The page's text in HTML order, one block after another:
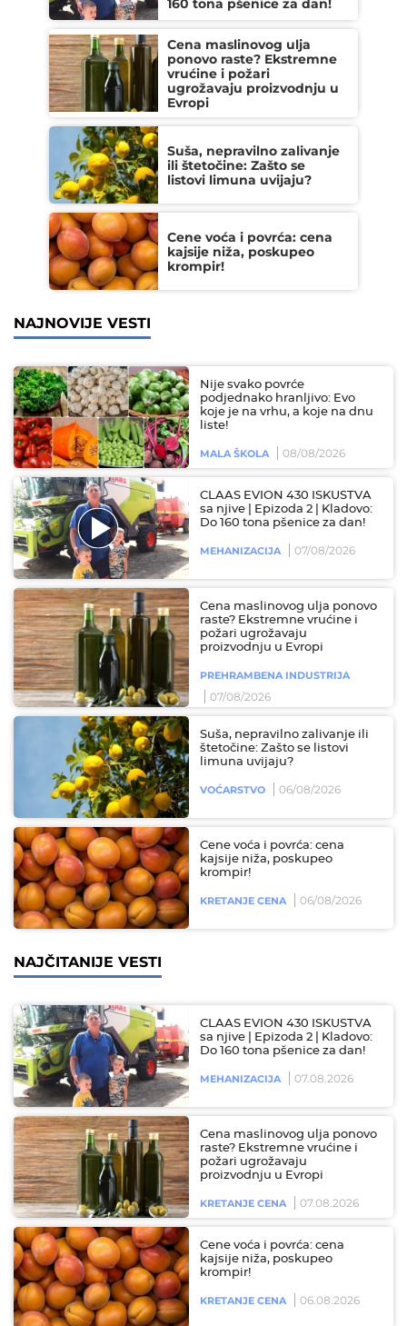
160 tona pšenice za dan!
Cena maslinovog ulja
ponovo raste? Ekstremne
vrućine i požari
ugrožavaju proizvodnju u
Evropi
Suša, nepravilno zalivanje
ili štetočine: Zašto se
listovi limuna uvijaju?
Cene voća i povrća: cena
kajsije niža, poskupeo
krompir!
NAJNOVIJE VESTI
Nije svako povrće
podjednako hranljivo: Evo
koje je na vrhu, a koje na dnu
liste!
MALA ŠKOLA 08/08/2026
CLAAS EVION 430 ISKUSTVA
sa njive | Epizoda 2 | Kladovo:
Do 160 tona pšenice za dan!
MEHANIZACIJA 07/08/2026
Cena maslinovog ulja ponovo
raste? Ekstremne vrućine i
požari ugrožavaju
proizvodnju u Evropi
PREHRAMBENA INDUSTRIJA
07/08/2026
Suša, nepravilno zalivanje ili
štetočine: Zašto se listovi
limuna uvijaju?
VOĆARSTVO 06/08/2026
Cene voća i povrća: cena
kajsije niža, poskupeo
krompir!
KRETANJE CENA 06/08/2026
NAJČITANIJE VESTI
CLAAS EVION 430 ISKUSTVA
sa njive | Epizoda 2 | Kladovo:
Do 160 tona pšenice za dan!
MEHANIZACIJA 07.08.2026
Cena maslinovog ulja ponovo
raste? Ekstremne vrućine i
požari ugrožavaju
proizvodnju u Evropi
KRETANJE CENA 07.08.2026
Cene voća i povrća: cena
kajsije niža, poskupeo
krompir!
KRETANJE CENA 06.08.2026